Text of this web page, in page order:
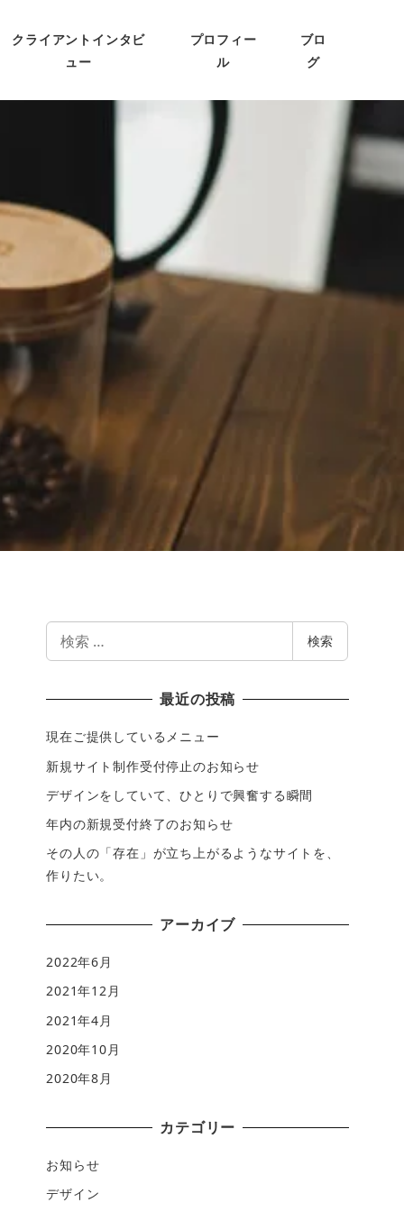
クライアントインタビ
ュー
プロフィー
ル
ブロ
グ
索
検索
最近の投稿
現在ご提供しているメニュー
新規サイト制作受付停止のお知らせ
デザインをしていて、ひとりで興奮する瞬間
年内の新規受付終了のお知らせ
その人の「存在」が立ち上がるようなサイトを、
作りたい。
アーカイブ
2022年6月
2021年12月
2021年4月
2020年10月
2020年8月
カテゴリー
お知らせ
デザイン